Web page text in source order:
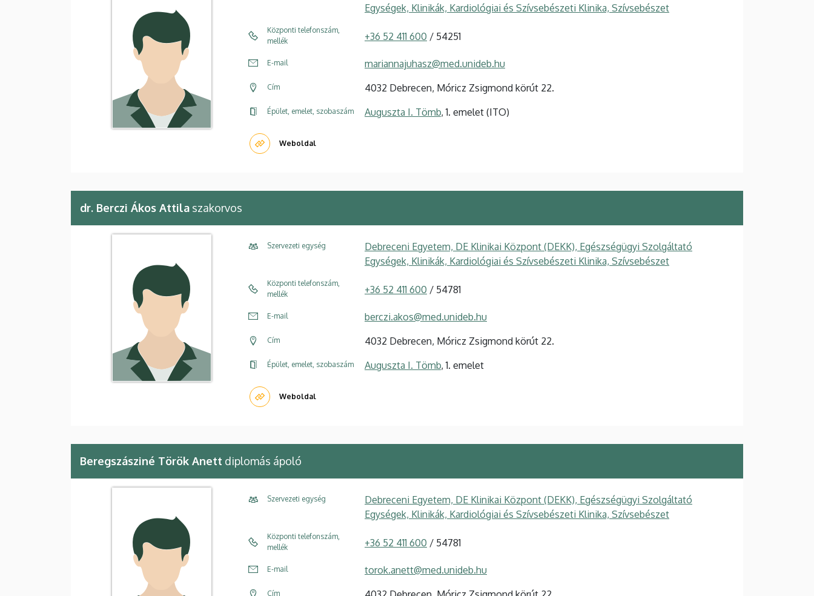
Egységek, Klinikák, Kardiológiai és Szívsebészeti Klinika, Szívsebészet
Központi telefonszám,
mellék
+36 52 411 600 / 54251
E-mail mariannajuhasz@med.unideb.hu
Cím 4032 Debrecen, Móricz Zsigmond körút 22.
Épület, emelet, szobaszám Auguszta I. Tömb, 1. emelet (ITO)
Weboldal
dr. Berczi Ákos Attila szakorvos
Szervezeti egység
Debreceni Egyetem, DE Klinikai Központ (DEKK), Egészségügyi Szolgáltató
Egységek, Klinikák, Kardiológiai és Szívsebészeti Klinika, Szívsebészet
Központi telefonszám,
mellék
+36 52 411 600 / 54781
E-mail berczi.akos@med.unideb.hu
Cím 4032 Debrecen, Móricz Zsigmond körút 22.
Épület, emelet, szobaszám Auguszta I. Tömb, 1. emelet
Weboldal
Beregszásziné Török Anett diplomás ápoló
Szervezeti egység
Debreceni Egyetem, DE Klinikai Központ (DEKK), Egészségügyi Szolgáltató
Egységek, Klinikák, Kardiológiai és Szívsebészeti Klinika, Szívsebészet
Központi telefonszám,
mellék
+36 52 411 600 / 54781
E-mail torok.anett@med.unideb.hu
Cím